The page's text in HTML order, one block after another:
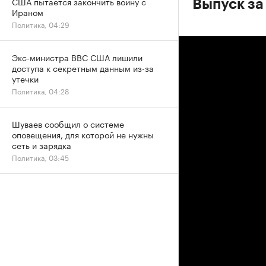
Выпуск
Ираном
Политика, 04:29
Экс-министра ВВС США лишили
доступа к секретным данным из-за
утечки
Политика, 04:28
Шуваев сообщил о системе
оповещения, для которой не нужны
сеть и зарядка
Политика, 03:45